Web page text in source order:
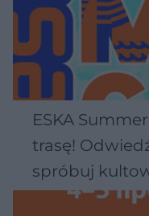
ESKA
trasę!
spróbuj
Wawelu